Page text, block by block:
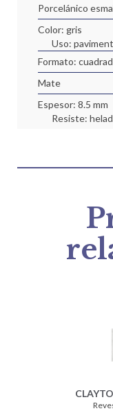
Porcelánico
Color: gris
Uso:
Formato:
Mate
Espesor: 8.5 mm
Resiste: